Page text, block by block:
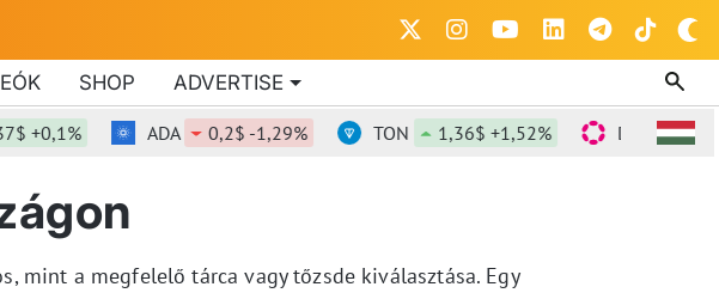
SHOP ADVERTISE
ADA 0,2$ -1,29% TON 1,36$ +1,52% DOT 0,817$
mint a megfelelő tárca vagy tőzsde kiválasztása. Egy